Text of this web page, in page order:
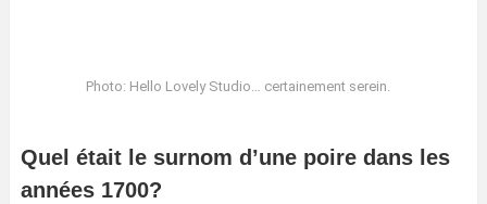
Photo: Hello Lovely Studio… certainement serein.
Quel était le surnom d’une poire dans les
années 1700?